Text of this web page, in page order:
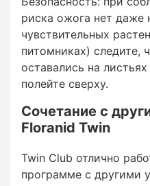
ISODUR®
высвобождается
влажности). Работает
температурах —
и зимы
CROTODUR®
высвобождается
активность (зависит
Нитратный +
риска ожога нет даже
чувствительных
питомниках) следите,
оставались на
полейте сверху.
Сочетание с
Floranid Twin
Twin Club отлично
программе с другими